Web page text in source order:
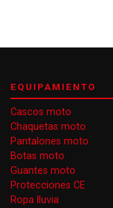
EQUIPAMIENTO
Cascos moto
Chaquetas moto
Pantalones moto
Botas moto
Guantes moto
Protecciones CE
Ropa lluvia